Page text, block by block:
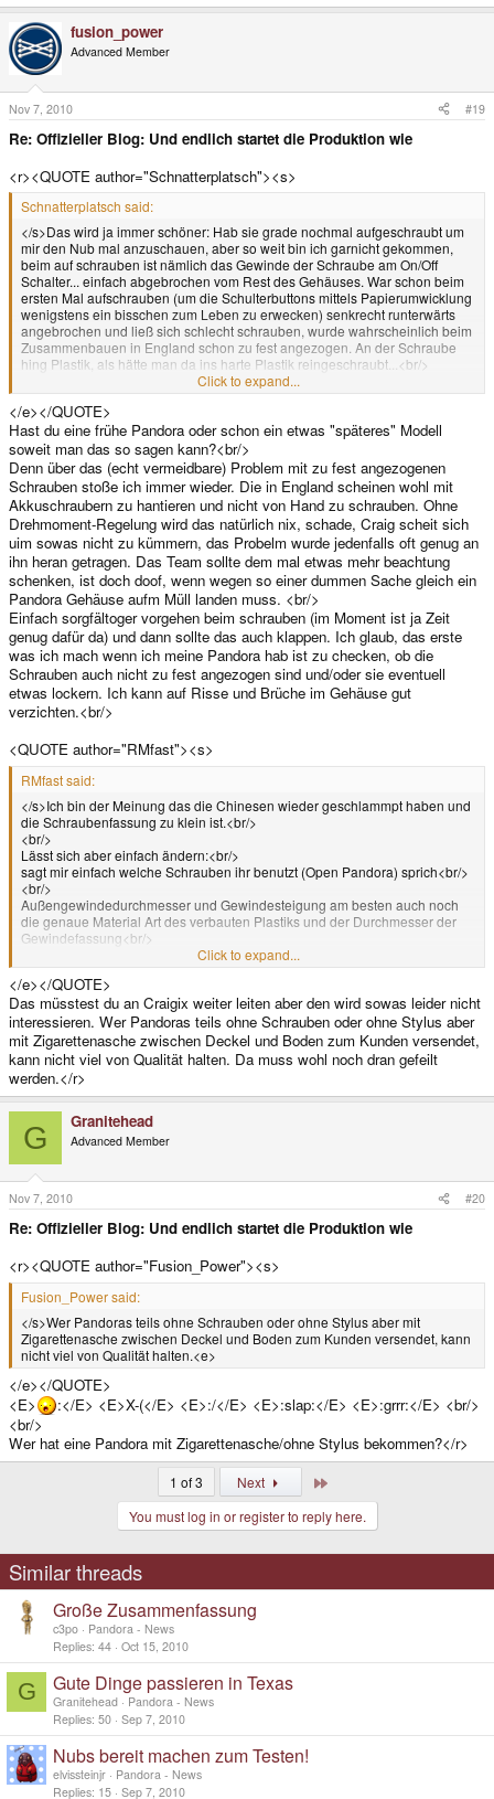
fusion_power
Advanced Member
Nov 7, 2010 #19
Re: Offizieller Blog: Und endlich startet die Produktion wie
<r><QUOTE author="Schnatterplatsch"><s>
Schnatterplatsch said:
</s>Das wird ja immer schöner: Hab sie grade nochmal aufgeschraubt um
mir den Nub mal anzuschauen, aber so weit bin ich garnicht gekommen,
beim auf schrauben ist nämlich das Gewinde der Schraube am On/Off
Schalter... einfach abgebrochen vom Rest des Gehäuses. War schon beim
ersten Mal aufschrauben (um die Schulterbuttons mittels Papierumwicklung
wenigstens ein bisschen zum Leben zu erwecken) senkrecht runterwärts
angebrochen und ließ sich schlecht schrauben, wurde wahrscheinlich beim
Zusammenbauen in England schon zu fest angezogen. An der Schraube
hing Plastik, als hätte man da ins harte Plastik reingeschraubt...<br/>
Ganz schön frustrierend, ich hab am WiZ mehrfach Lautsprecher gelötet
und Buttonmatten ausgetauscht, ohne dass die bleibende Schäden
davongetragen hätten und die Pandora, gegen die der WiZ mit seinen
klemmenden, wabbeligen Einzelteilen eine Erleuchtung ist, was das
Zerlegen angeht, zerfällt mir quasi in den Händen. Gestern wollt ich am
Wochenende noch endlich mal wieder so richtig Mario64 zocken. Als der
Nub 6 feet under gegangen ist hab ich auf GBA umorientiert, aber jetzt fass
ich sie lieber garnichtmehr an. Nicht das ich den Escape-Knopf drücke und
an der Unterseite des Gehäuses durchbreche, mir das Ding über die
Kopfhörer Elektroschocks austeilt oder plötzlich anfängt meine Finger in
Brickets umzubraten. <br/>
<br/>
...ED hackt mal wieder die Nächte durch und kommt nicht dazu sich zu
melden und man sitzt hier rund fragt sich: Wars das jetzt? Noja, muss ich
halt mal ein Buch lesen oder frische Luft schnappen - und bloß nicht an die
Pandora denken.<e>
Click to expand...
</e></QUOTE>
Hast du eine frühe Pandora oder schon ein etwas "späteres" Modell
soweit man das so sagen kann?<br/>
Denn über das (echt vermeidbare) Problem mit zu fest angezogenen
Schrauben stoße ich immer wieder. Die in England scheinen wohl mit
Akkuschraubern zu hantieren und nicht von Hand zu schrauben. Ohne
Drehmoment-Regelung wird das natürlich nix, schade, Craig scheit sich
uim sowas nicht zu kümmern, das Probelm wurde jedenfalls oft genug an
ihn heran getragen. Das Team sollte dem mal etwas mehr beachtung
schenken, ist doch doof, wenn wegen so einer dummen Sache gleich ein
Pandora Gehäuse aufm Müll landen muss. <br/>
Einfach sorgfältoger vorgehen beim schrauben (im Moment ist ja Zeit
genug dafür da) und dann sollte das auch klappen. Ich glaub, das erste
was ich mach wenn ich meine Pandora hab ist zu checken, ob die
Schrauben auch nicht zu fest angezogen sind und/oder sie eventuell
etwas lockern. Ich kann auf Risse und Brüche im Gehäuse gut
verzichten.<br/>
<QUOTE author="RMfast"><s>
RMfast said:
</s>Ich bin der Meinung das die Chinesen wieder geschlammpt haben und
die Schraubenfassung zu klein ist.<br/>
<br/>
Lässt sich aber einfach ändern:<br/>
sagt mir einfach welche Schrauben ihr benutzt (Open Pandora) sprich<br/>
<br/>
Außengewindedurchmesser und Gewindesteigung am besten auch noch
die genaue Material Art des verbauten Plastiks und der Durchmesser der
Gewindefassung<br/>
und ich kann euch dann genau sagen mit wie viel Newtonmeter, ihr beim
Zusammenbau arbeiten müsst und welche schrauben dann an besten für
euch währen. <br/>
<br/>
Ich setze mich dran und wälze dann mal wieder mein ISO-Tabellenbuch.
<br/>
<br/>
Im schnitt sag ich jetzt schon das die Gewindefassung 30% Größer sein
sollte als der Innendurchmesser einer normalen Plastikschraube ohne
(Gewinde) als bsp. <E>
Click to expand...
</e></QUOTE>
Das müsstest du an Craigix weiter leiten aber den wird sowas leider nicht
interessieren. Wer Pandoras teils ohne Schrauben oder ohne Stylus aber
mit Zigarettenasche zwischen Deckel und Boden zum Kunden versendet,
kann nicht viel von Qualität halten. Da muss wohl noch dran gefeilt
werden.</r>
G Granitehead
Advanced Member
Nov 7, 2010 #20
Re: Offizieller Blog: Und endlich startet die Produktion wie
<r><QUOTE author="Fusion_Power"><s>
Fusion_Power said:
</s>Wer Pandoras teils ohne Schrauben oder ohne Stylus aber mit
Zigarettenasche zwischen Deckel und Boden zum Kunden versendet, kann
nicht viel von Qualität halten.<e>
</e></QUOTE>
<E>
:</E> <E>X-(</E> <E>:/</E> <E>:slap:</E> <E>:grrr:</E> <br/>
<br/>
Wer hat eine Pandora mit Zigarettenasche/ohne Stylus bekommen?</r>
1 of 3 Next
You must log in or register to reply here.
Similar threads
Große Zusammenfassung
c3po
Pandora - News
Replies 44 Oct 15, 2010
G Gute Dinge passieren in Texas
Granitehead
Pandora - News
Replies 50 Sep 7, 2010
Nubs bereit machen zum Testen!
elvissteinjr
Pandora - News
Replies 15 Sep 7, 2010